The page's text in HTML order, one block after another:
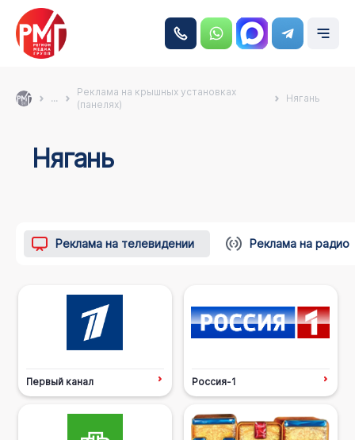
...
Реклама на крышных установках
(панелях)
Нягань
Нягань
Реклама на телевидении Реклама на радио
Первый канал Россия-1